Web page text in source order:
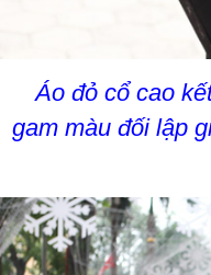
Áo đỏ cổ cao
gam màu đối lập